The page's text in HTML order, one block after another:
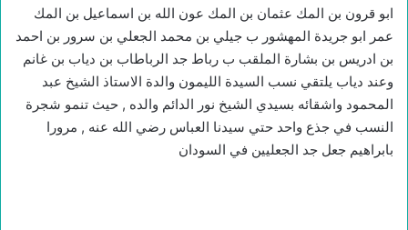
ابو قرون بن المك عثمان بن المك عون الله بن اسماعيل بن المك
عمر ابو جريدة المهشور ب جيلي بن محمد الجعلي بن سرور بن احمد
بن ادريس بن بشارة الملقب ب رباط جد الرباطاب بن دياب بن غانم
وعند دياب يلتقي نسب السيدة الليمون والدة الاستاذ الشيخ عبد
المحمود واشقائه بسيدي الشيخ نور الدائم والده , حيث تنمو شجرة
النسب في جذع واحد حتي سيدنا العباس رضي الله عنه , مرورا
بابراهيم جعل جد الجعليين في السودان